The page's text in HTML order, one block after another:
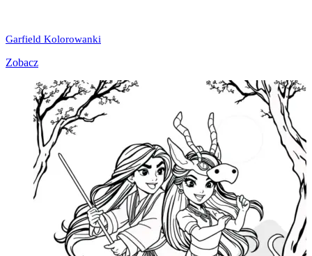
Garfield Kolorowanki
Zobacz